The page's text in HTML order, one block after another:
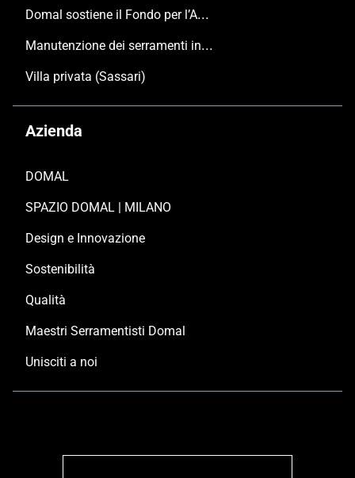
Domal sostiene il Fondo per l’Ambiente Italiano anche per le Giornate FAI di Primavera 2024
Manutenzione dei serramenti in alluminio
Villa privata (Sassari)
Azienda
DOMAL
SPAZIO DOMAL | MILANO
Design e Innovazione
Sostenibilità
Qualità
Maestri Serramentisti Domal
Unisciti a noi